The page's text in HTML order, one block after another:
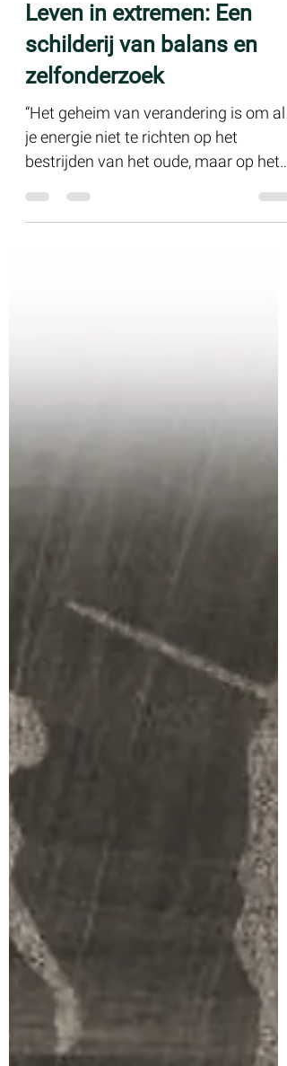
9 nov 2024
Leven in extremen: Een
schilderij van balans en
zelfonderzoek
“Het geheim van verandering is om al
bestrijden van het oude, maar op het
bouwen van het nieuwe.” –...